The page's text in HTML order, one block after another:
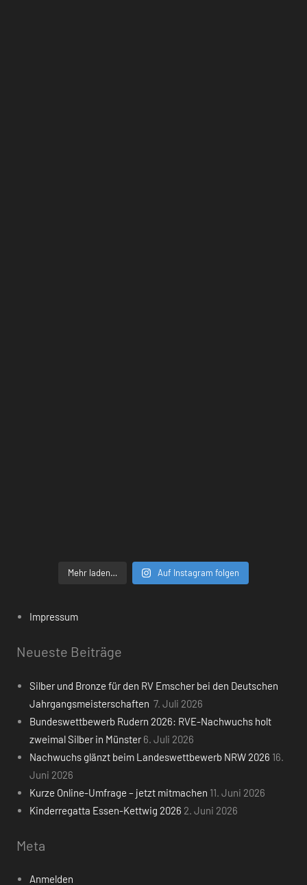
Mehr laden… Auf Instagram folgen
Impressum
Neueste Beiträge
Silber und Bronze für den RV Emscher bei den Deutschen
Jahrgangsmeisterschaften 7. Juli 2026
Bundeswettbewerb Rudern 2026: RVE-Nachwuchs holt
zweimal Silber in Münster 6. Juli 2026
Nachwuchs glänzt beim Landeswettbewerb NRW 2026 16.
Juni 2026
Kurze Online-Umfrage – jetzt mitmachen 11. Juni 2026
Kinderregatta Essen-Kettwig 2026 2. Juni 2026
Meta
Anmelden